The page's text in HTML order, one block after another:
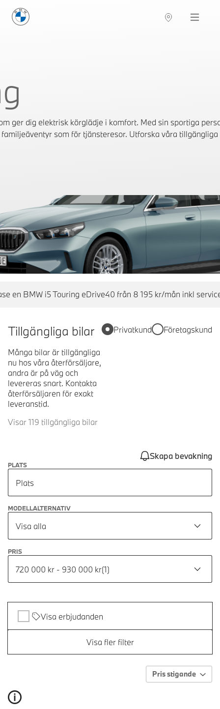
BMW Sverige Navigation
ger dig elektrisk körglädje i komfort. Med sin sportiga
som för tjänsteresor. Utforska våra
en BMW i5 Touring eDrive40 från 8 195 kr/mån inkl
Tillgängliga bilar
Många bilar är tillgängliga
nu hos våra återförsäljare,
andra är på väg och
levereras snart. Kontakta
återförsäljaren för exakt
leveranstid.
Visar 119 tillgängliga bilar
Privatkund Företagskund
Skapa bevakning
PLATS
Plats
MODELLALTERNATIV
Visa alla
PRIS
720 000 kr - 930 000 kr(1)
Visa erbjudanden
Visa fler filter
Pris stigande